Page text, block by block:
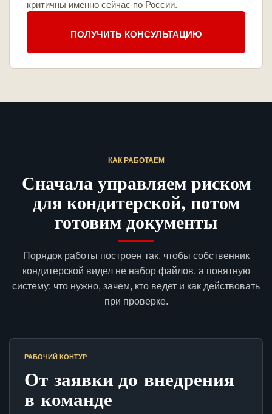
критичны именно сейчас по России.
ПОЛУЧИТЬ КОНСУЛЬТАЦИЮ
КАК РАБОТАЕМ
Сначала управляем риском
для кондитерской, потом
готовим документы
Порядок работы построен так, чтобы собственник
кондитерской видел не набор файлов, а понятную
систему: что нужно, зачем, кто ведет и как действовать
при проверке.
РАБОЧИЙ КОНТУР
От заявки до внедрения
в команде